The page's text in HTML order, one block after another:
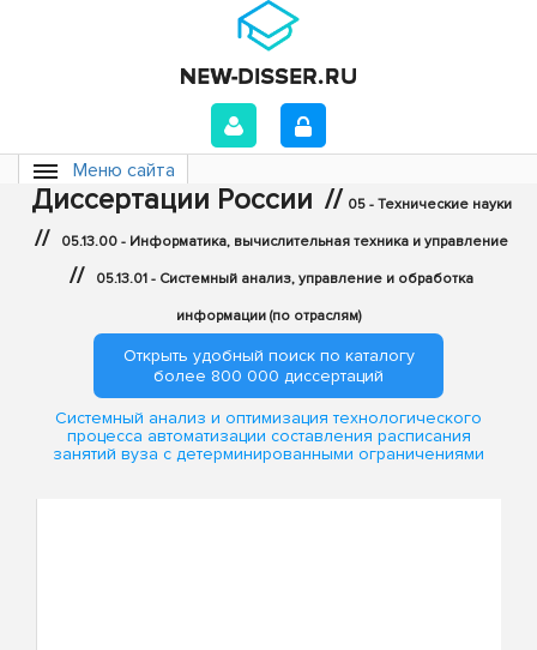
Меню сайта
Диссертации России // 05 - Технические науки
// 05.13.00 - Информатика, вычислительная техника и управление
// 05.13.01 - Системный анализ, управление и обработка
информации (по отраслям)
Открыть удобный поиск по каталогу
более 800 000 диссертаций
Системный анализ и оптимизация технологического
процесса автоматизации составления расписания
занятий вуза с детерминированными ограничениями